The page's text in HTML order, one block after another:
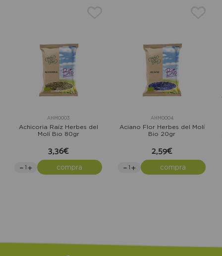
AHM0003
Achicoria Raíz Herbes del
Molí Bio 80gr
3,36€
compra
AHM0004
Aciano Flor Herbes del Molí
Bio 20gr
2,59€
compra